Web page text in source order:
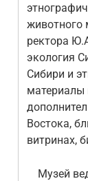
животного
ректора
экология
Сибири и
материалы
Востока,
витринах,
Музей